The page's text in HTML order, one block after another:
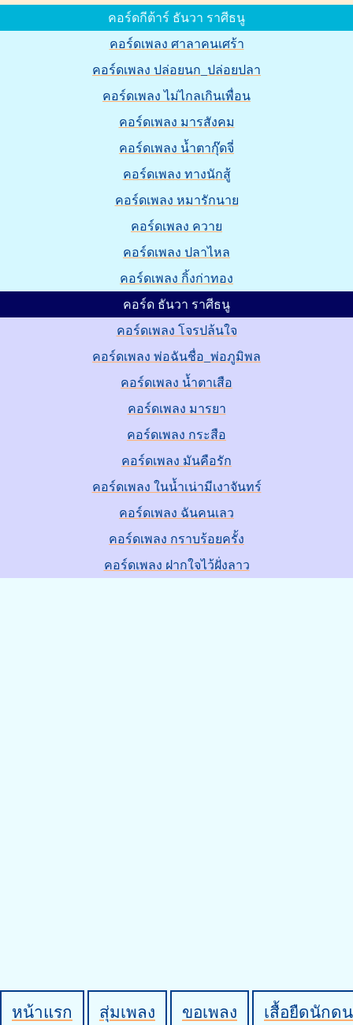
คอร์ดกีต้าร์ ธันวา ราศีธนู
คอร์ดเพลง ศาลาคนเศร้า
คอร์ดเพลง ปล่อยนก_ปล่อยปลา
คอร์ดเพลง ไม่ไกลเกินเพื่อน
คอร์ดเพลง มารสังคม
คอร์ดเพลง น้ำตากุ๊ดจี่
คอร์ดเพลง ทางนักสู้
คอร์ดเพลง หมารักนาย
คอร์ดเพลง ควาย
คอร์ดเพลง ปลาไหล
คอร์ดเพลง กิ้งก่าทอง
คอร์ด ธันวา ราศีธนู
คอร์ดเพลง โจรปล้นใจ
คอร์ดเพลง พ่อฉันชื่อ_พ่อภูมิพล
คอร์ดเพลง น้ำตาเสือ
คอร์ดเพลง มารยา
คอร์ดเพลง กระสือ
คอร์ดเพลง มันคือรัก
คอร์ดเพลง ในน้ำเน่ามีเงาจันทร์
คอร์ดเพลง ฉันคนเลว
คอร์ดเพลง กราบร้อยครั้ง
คอร์ดเพลง ฝากใจไว้ฝั่งลาว
หน้าแรก สุ่มเพลง ขอเพลง เสื้อยืดนักด